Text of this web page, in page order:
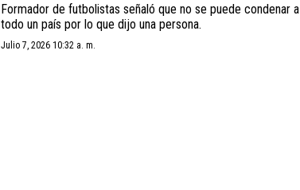
Formador de futbolistas señaló que no se puede condenar a
todo un país por lo que dijo una persona.
Julio 7, 2026 10:32 a. m.